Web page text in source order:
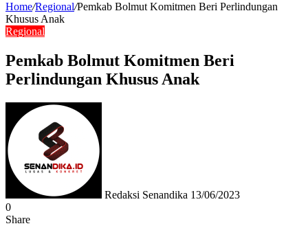
Home/Regional/Pemkab Bolmut Komitmen Beri Perlindungan
Khusus Anak
Regional
Pemkab Bolmut Komitmen Beri
Perlindungan Khusus Anak
Redaksi Senandika 13/06/2023
0
Share